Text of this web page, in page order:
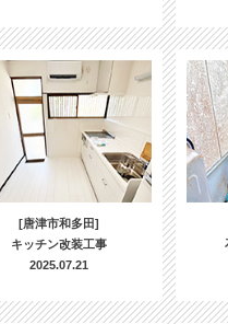
[唐津市和多田]
キッチン改装工事
2025.07.21